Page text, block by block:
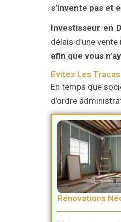
s’invente pas et
Investisseur en
délais d’une
afin que vous
Evitez Les
En temps que
d’ordre
Rénovations